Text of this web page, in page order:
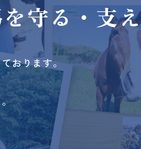
守る・支
おります。